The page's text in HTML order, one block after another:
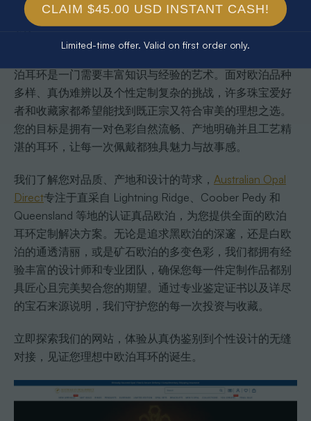
专业选择与定制您的稀有澳洲欧泊耳
环
泊耳环是一门需要丰富知识与经验的艺术。面对欧泊品种
多样、真伪难辨以及个性定制复杂的挑战，许多珠宝爱好
者和收藏家都希望能找到既正宗又符合审美的理想之选。
您的目标是拥有一对色彩自然流畅、产地明确并且工艺精
湛的耳环，让每一次佩戴都独具魅力与故事感。
我们了解您对品质、产地和设计的苛求， Australian Opal
Direct专注于直采自 Lightning Ridge、Coober Pedy 和
Queensland 等地的认证真品欧泊，为您提供全面的欧泊
耳环定制解决方案。无论是追求黑欧泊的深邃，还是白欧
泊的通透清丽，或是矿石欧泊的多变色彩，我们都拥有经
验丰富的设计师和专业团队，确保您每一件定制作品都别
具匠心且完美契合您的期望。通过专业鉴定证书以及详尽
的宝石来源说明，我们守护您的每一次投资与收藏。
立即探索我们的网站，体验从真伪鉴别到个性设计的无缝
对接，见证您理想中欧泊耳环的诞生。
CLAIM $45.00 USD INSTANT CASH!
Limited-time offer. Valid on first order only.